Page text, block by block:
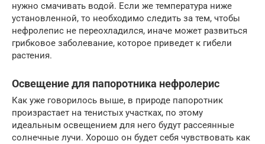
нужно смачивать водой. Если же температура ниже
установленной, то необходимо следить за тем, чтобы
нефролепис не переохладился, иначе может развиться
грибковое заболевание, которое приведет к гибели
растения.
Освещение для папоротника нефролерис
Как уже говорилось выше, в природе папоротник
произрастает на тенистых участках, по этому
идеальным освещением для него будут рассеянные
солнечные лучи. Хорошо он будет себя чувствовать как